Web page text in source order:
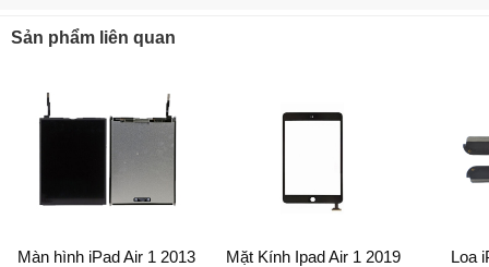
Sản phẩm liên quan
Màn hình iPad Air 1 2013 Mặt Kính Ipad Air 1 2019 Loa